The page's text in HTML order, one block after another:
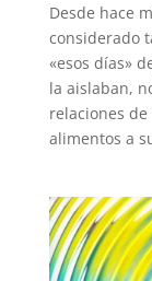
Desde hace
considerado
«esos días»
la aislaban,
relaciones
alimentos a